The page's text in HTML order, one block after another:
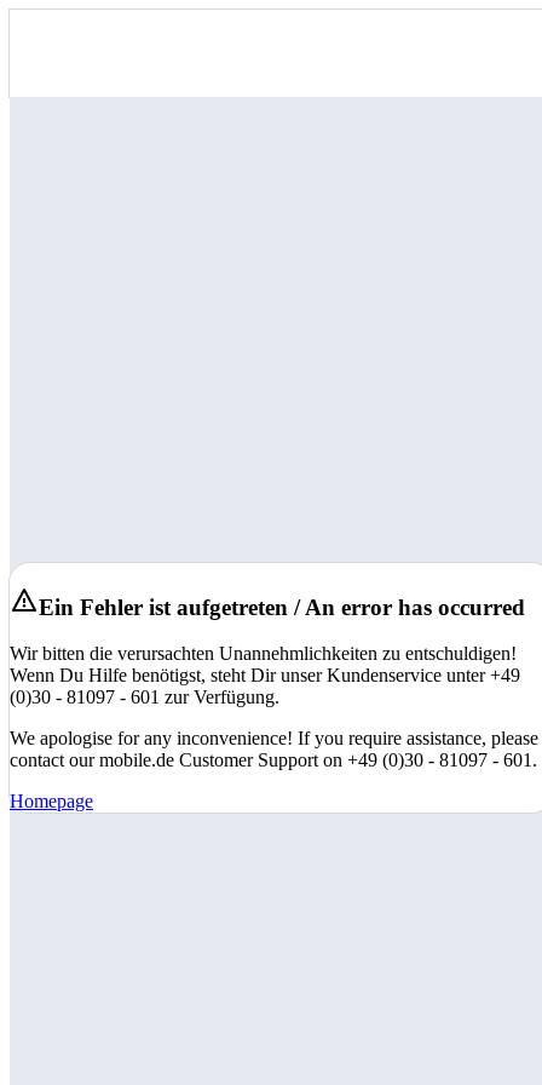
Ein Fehler ist aufgetreten / An error has occurred
Wir bitten die verursachten Unannehmlichkeiten zu entschuldigen!
Wenn Du Hilfe benötigst, steht Dir unser Kundenservice unter +49
(0)30 - 81097 - 601 zur Verfügung.
We apologise for any inconvenience! If you require assistance, please
contact our mobile.de Customer Support on +49 (0)30 - 81097 - 601.
Homepage